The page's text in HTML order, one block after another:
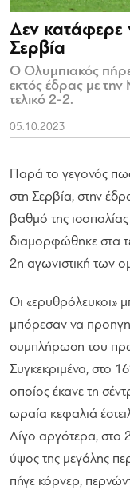
Δεν κατάφερε
Σερβία
Ο Ολυμπιακός
εκτός έδρας με
τελικό 2-2.
05.10.2023
Παρά το γεγονός
στη Σερβία, στην
βαθμό της
διαμορφώθηκε στα
2η αγωνιστική των
Οι «ερυθρόλευκοι»
μπόρεσαν να
συμπλήρωση του
Συγκεκριμένα, στο
οποίος έκανε τη
ωραία κεφαλιά
Λίγο αργότερα, στο
ύψος της μεγάλης
πήγε κόρνερ,